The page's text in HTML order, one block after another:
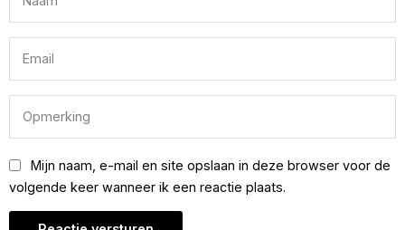
Mijn naam, e-mail en site opslaan in deze browser voor de
volgende keer wanneer ik een reactie plaats.